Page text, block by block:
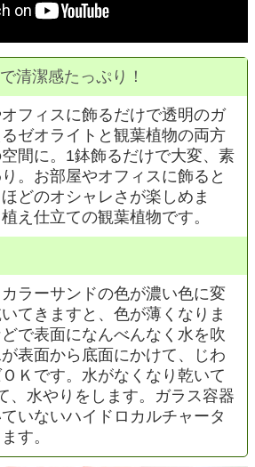
清潔感たっぷり！
フィスに飾るだけで透明のガ
ゼオライトと観葉植物の両方
間に。1鉢飾るだけで大変、素
。お部屋やオフィスに飾ると
どのオシャレさが楽しめま
え仕立ての観葉植物です。
ラーサンドの色が濃い色に変
てきますと、色が薄くなりま
で表面になんべんなく水を吹
表面から底面にかけて、じわ
Ｋです。水がなくなり乾いて
、水やりをします。ガラス容器
いないハイドロカルチャータ
す。